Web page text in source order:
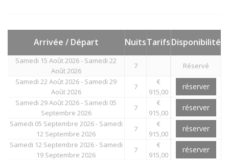
Arrivée / Départ NuitsTarifsDisponibilité
Samedi 15 Août 2026 - Samedi 22
Août 2026
7
Réservé
Samedi 22 Août 2026 - Samedi 29
Août 2026
7
€
915,00
réserver
Samedi 29 Août 2026 - Samedi 05
Septembre 2026
7
€
915,00
réserver
Samedi 05 Septembre 2026 - Samedi
12 Septembre 2026
7
€
915,00
réserver
Samedi 12 Septembre 2026 - Samedi
19 Septembre 2026
7
€
915,00
réserver